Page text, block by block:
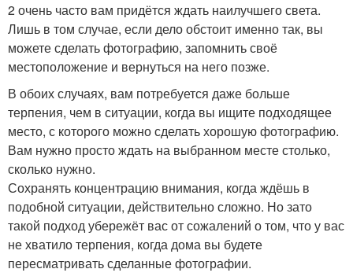
2 очень часто вам придётся ждать наилучшего света.
Лишь в том случае, если дело обстоит именно так, вы
можете сделать фотографию, запомнить своё
местоположение и вернуться на него позже.
В обоих случаях, вам потребуется даже больше
терпения, чем в ситуации, когда вы ищите подходящее
место, с которого можно сделать хорошую фотографию.
Вам нужно просто ждать на выбранном месте столько,
сколько нужно.
Сохранять концентрацию внимания, когда ждёшь в
подобной ситуации, действительно сложно. Но зато
такой подход убережёт вас от сожалений о том, что у вас
не хватило терпения, когда дома вы будете
пересматривать сделанные фотографии.